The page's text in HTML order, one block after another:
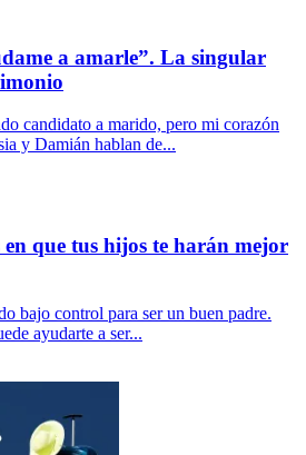
a amarle”. La singular
candidato a marido, pero mi corazón
y Damián hablan de...
que tus hijos te harán mejor
bajo control para ser un buen padre.
ayudarte a ser...